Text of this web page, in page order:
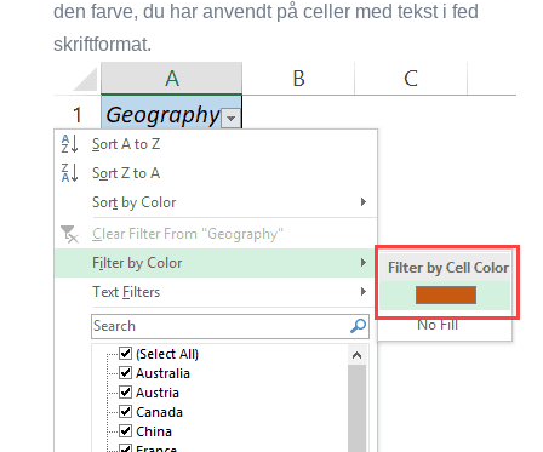
den farve, du har anvendt på celler med tekst i fed
skriftformat.